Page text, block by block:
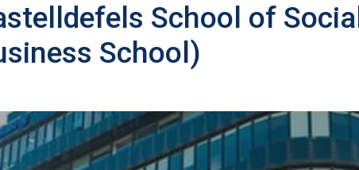
School of
School)